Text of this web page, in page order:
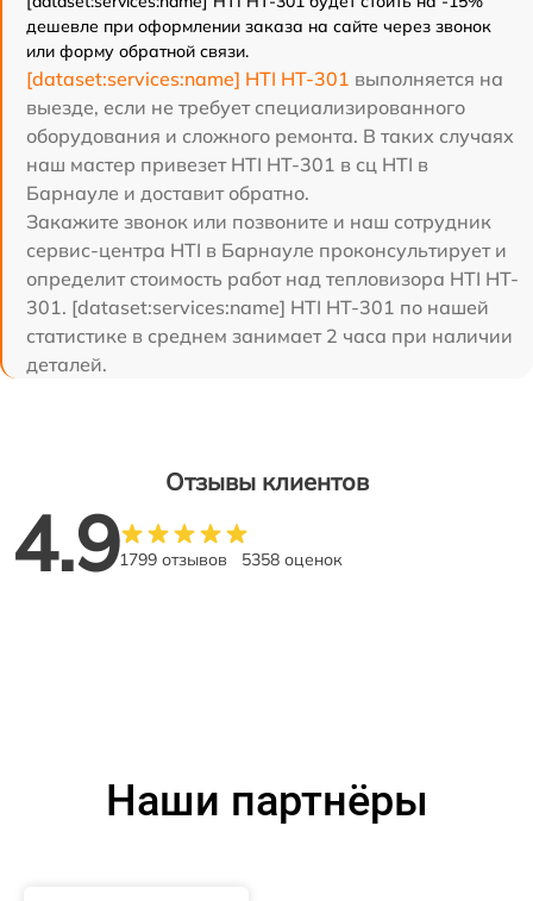
дешевле при оформлении заказа на сайте через звонок
или форму обратной связи.
[dataset:services:name] HTI HT-301 выполняется на
выезде, если не требует специализированного
оборудования и сложного ремонта. В таких случаях
наш мастер привезет HTI HT-301 в сц HTI в
Барнауле и доставит обратно.
Закажите звонок или позвоните и наш сотрудник
сервис-центра HTI в Барнауле проконсультирует и
определит стоимость работ над тепловизора HTI HT-
301. [dataset:services:name] HTI HT-301 по нашей
статистике в среднем занимает 2 часа при наличии
деталей.
Отзывы клиентов
4.91799 отзывов 5358 оценок
Наши партнёры